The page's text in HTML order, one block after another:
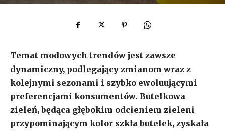
Temat modowych trendów jest zawsze
dynamiczny, podlegający zmianom wraz z
kolejnymi sezonami i szybko ewoluującymi
preferencjami konsumentów. Butelkowa
zieleń, będąca głębokim odcieniem zieleni
przypominającym kolor szkła butelek, zyskała